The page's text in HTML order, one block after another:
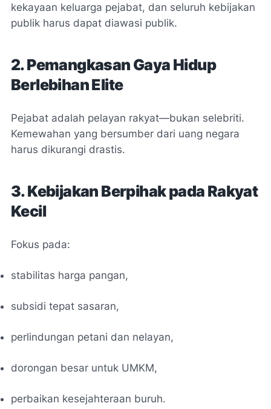
kekayaan keluarga pejabat, dan seluruh kebijakan
publik harus dapat diawasi publik.
2. Pemangkasan Gaya Hidup
Berlebihan Elite
Pejabat adalah pelayan rakyat—bukan selebriti.
Kemewahan yang bersumber dari uang negara
harus dikurangi drastis.
3. Kebijakan Berpihak pada Rakyat
Kecil
Fokus pada:
stabilitas harga pangan,
subsidi tepat sasaran,
perlindungan petani dan nelayan,
dorongan besar untuk UMKM,
perbaikan kesejahteraan buruh.